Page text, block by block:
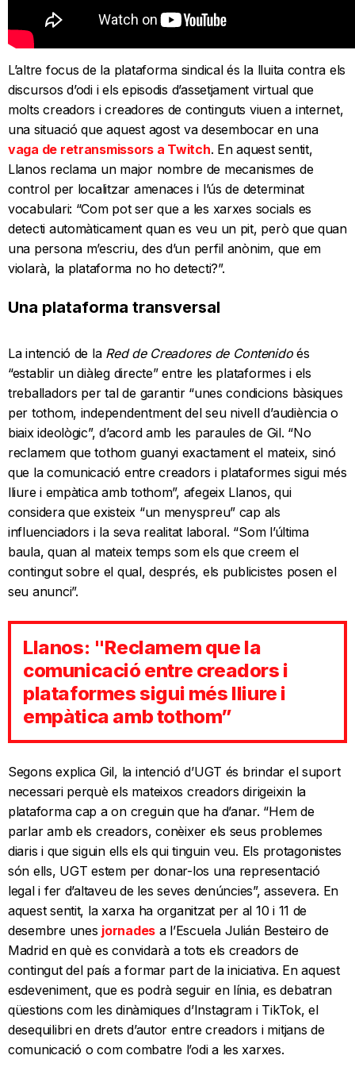
L’altre focus de la plataforma sindical és la lluita contra els
discursos d’odi i els episodis d’assetjament virtual que
molts creadors i creadores de continguts viuen a internet,
una situació que aquest agost va desembocar en una
vaga de retransmissors a Twitch. En aquest sentit,
Llanos reclama un major nombre de mecanismes de
control per localitzar amenaces i l’ús de determinat
vocabulari: “Com pot ser que a les xarxes socials es
detecti automàticament quan es veu un pit, però que quan
una persona m’escriu, des d’un perfil anònim, que em
violarà, la plataforma no ho detecti?”.
Una plataforma transversal
La intenció de la Red de Creadores de Contenidoés
“establir un diàleg directe” entre les plataformes i els
treballadors per tal de garantir “unes condicions bàsiques
per tothom, independentment del seu nivell d’audiència o
biaix ideològic”, d’acord amb les paraules de Gil. “No
reclamem que tothom guanyi exactament el mateix, sinó
que la comunicació entre creadors i plataformes sigui més
lliure i empàtica amb tothom”, afegeix Llanos, qui
considera que existeix “un menyspreu” cap als
influenciadors i la seva realitat laboral. “Som l’última
baula, quan al mateix temps som els que creem el
contingut sobre el qual, després, els publicistes posen el
seu anunci”.
Llanos: "Reclamem que la
comunicació entre creadors i
plataformes sigui més lliure i
empàtica amb tothom”
Segons explica Gil, la intenció d’UGT és brindar el suport
necessari perquè els mateixos creadors dirigeixin la
plataforma cap a on creguin que ha d’anar. “Hem de
parlar amb els creadors, conèixer els seus problemes
diaris i que siguin ells els qui tinguin veu. Els protagonistes
són ells, UGT estem per donar-los una representació
legal i fer d’altaveu de les seves denúncies”, assevera. En
aquest sentit, la xarxa ha organitzat per al 10 i 11 de
desembre unes jornades a l’Escuela Julián Besteiro de
Madrid en què es convidarà a tots els creadors de
contingut del país a formar part de la iniciativa. En aquest
esdeveniment, que es podrà seguir en línia, es debatran
qüestions com les dinàmiques d’Instagram i TikTok, el
desequilibri en drets d’autor entre creadors i mitjans de
comunicació o com combatre l’odi a les xarxes.